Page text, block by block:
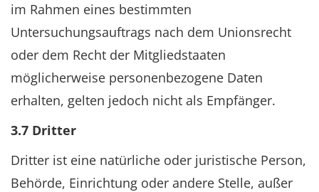
im Rahmen eines bestimmten
Untersuchungsauftrags nach dem Unionsrecht
oder dem Recht der Mitgliedstaaten
möglicherweise personenbezogene Daten
erhalten, gelten jedoch nicht als Empfänger.
3.7 Dritter
Dritter ist eine natürliche oder juristische Person,
Behörde, Einrichtung oder andere Stelle, außer